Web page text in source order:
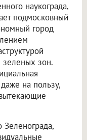
наукограда,
подмосковный
город
зеленых зон.
на пользу,
Зеленограда,